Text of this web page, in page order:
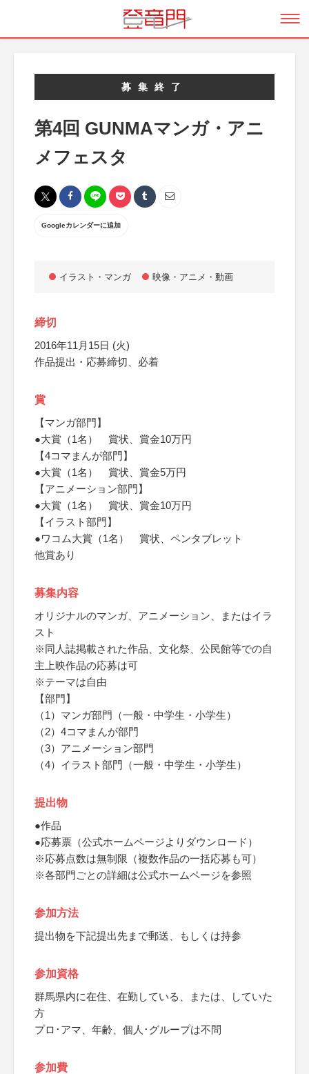
募集終了
第4回 GUNMAマンガ・アニ
メフェスタ
Googleカレンダーに追加
イラスト・マンガ 映像・アニメ・動画
締切
2016年11月15日 (火)
作品提出・応募締切、必着
賞
【マンガ部門】
●大賞（1名） 賞状、賞金10万円
【4コマまんが部門】
●大賞（1名） 賞状、賞金5万円
【アニメーション部門】
●大賞（1名） 賞状、賞金10万円
【イラスト部門】
●ワコム大賞（1名） 賞状、ペンタブレット
他賞あり
募集内容
オリジナルのマンガ、アニメーション、またはイラ
スト
※同人誌掲載された作品、文化祭、公民館等での自
主上映作品の応募は可
※テーマは自由
【部門】
（1）マンガ部門（一般・中学生・小学生）
（2）4コマまんが部門
（3）アニメーション部門
（4）イラスト部門（一般・中学生・小学生）
提出物
●作品
●応募票（公式ホームページよりダウンロード）
※応募点数は無制限（複数作品の一括応募も可）
※各部門ごとの詳細は公式ホームページを参照
参加方法
提出物を下記提出先まで郵送、もしくは持参
参加資格
群馬県内に在住、在勤している、または、していた
方
プロ･アマ、年齢、個人･グループは不問
参加費